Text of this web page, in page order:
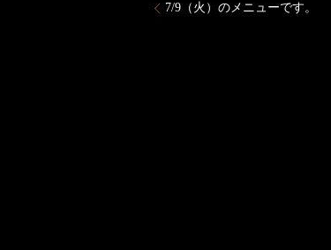
7/9（火）のメニューです。